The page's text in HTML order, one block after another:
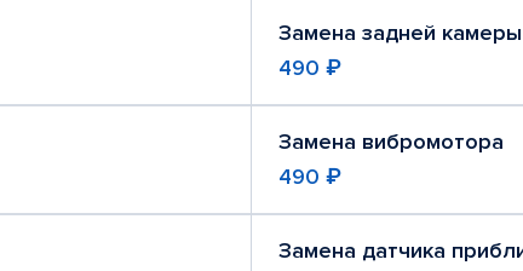
Замена задней камеры
490 ₽
Замена вибромотора
490 ₽
Замена датчика